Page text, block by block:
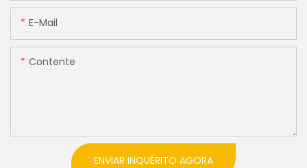
E-Mail
Contente
ENVIAR INQUÉRITO AGORA